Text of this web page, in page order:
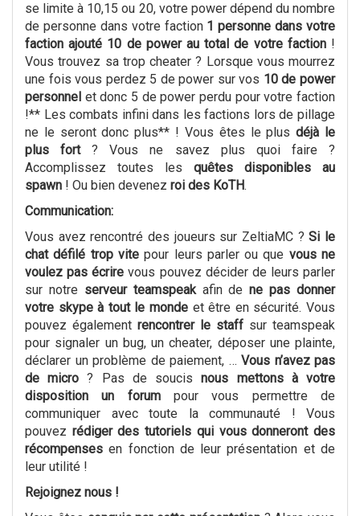
se limite à 10,15 ou 20, votre power dépend du nombre
de personne dans votre faction 1 personne dans votre
faction ajouté 10 de power au total de votre faction!
Vous trouvez sa trop cheater ? Lorsque vous mourrez
une fois vous perdez 5 de power sur vos 10 de power
personnel et donc 5 de power perdu pour votre faction
!** Les combats infini dans les factions lors de pillage
ne le seront donc plus** ! Vous êtes le plusdéjà le
plus fort? Vous ne savez plus quoi faire ?
Accomplissez toutes les quêtes disponibles au
spawn ! Ou bien devenez roi des KoTH.
Communication:
Vous avez rencontré des joueurs sur ZeltiaMC ?Si le
chat défilé trop vitepour leurs parler ou que vous ne
voulez pas écrire vous pouvez décider de leurs parler
sur notre serveur teamspeakafin dene pas donner
votre skype à tout le monde et être en sécurité. Vous
pouvez également rencontrer le staff sur teamspeak
pour signaler un bug, un cheater, déposer une plainte,
déclarer un problème de paiement, … Vous n’avez pas
de micro ? Pas de soucisnous mettons à votre
disposition un forumpour vous permettre de
communiquer avec toute la communauté ! Vous
pouvez rédiger des tutoriels qui vous donneront des
récompenses en fonction de leur présentation et de
leur utilité !
Rejoignez nous !